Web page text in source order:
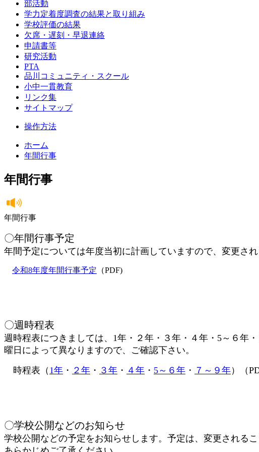
部活動
学力定着度調査の結果と取り組み
学校評価の結果
欠席・遅刻・早退連絡
申請書等
研究活動
PTA
品川コミュニティ・スクール
小中一貫教育
リンク集
サイトマップ
操作方法
ホーム
年間行事
年間行事
年間行事
〇年間行事予定
年間予定については年度当初に計画していますので、変更さ
令和8年度年間行事予定 （PDF)
〇週時程表
週時程表につきましては、1年・２年・３年・４年・5～６年
曜日によって異なりますので、ご確認下さい。
時程表（ 1年 ・ ２年 ・ ３年 ・ ４年 ・ 5～６年 ・ ７～９年）（
〇学校公開などのお知らせ
学校公開などの予定をお知らせします。予定は、変更されるこ